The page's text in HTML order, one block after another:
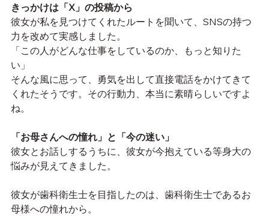
きっかけは「X」の投稿から
彼女が私を見つけてくれたルートを聞いて、SNSの持つ
力を改めて実感しました。
「この人がどんな仕事をしているのか、もっと知りた
い」
そんな風に思って、勇気を出して直接電話をかけてきて
くれたそうです。その行動力、本当に素晴らしいですよ
ね。
「お母さんへの憧れ」と「今の迷い」
彼女とお話しするうちに、彼女が今抱えている等身大の
悩みが見えてきました。
彼女が歯科衛生士を目指したのは、歯科衛生士であるお
母様への憧れから。